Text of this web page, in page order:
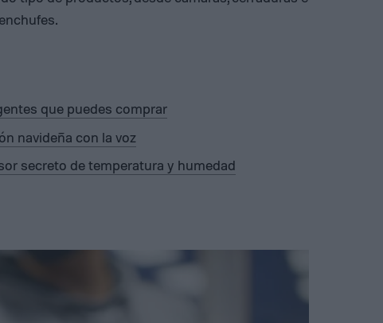
que puedes comprar
navideña con la voz
secreto de temperatura y humedad